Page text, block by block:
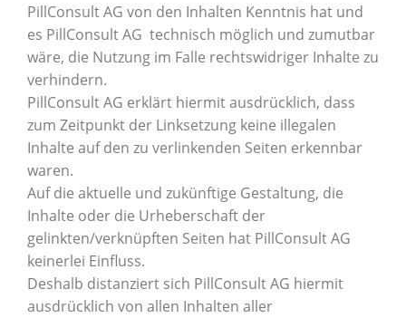
PillConsult AG von den Inhalten Kenntnis hat und
es PillConsult AG technisch möglich und zumutbar
wäre, die Nutzung im Falle rechtswidriger Inhalte zu
verhindern.
PillConsult AG erklärt hiermit ausdrücklich, dass
zum Zeitpunkt der Linksetzung keine illegalen
Inhalte auf den zu verlinkenden Seiten erkennbar
waren.
Auf die aktuelle und zukünftige Gestaltung, die
Inhalte oder die Urheberschaft der
gelinkten/verknüpften Seiten hat PillConsult AG
keinerlei Einfluss.
Deshalb distanziert sich PillConsult AG hiermit
ausdrücklich von allen Inhalten aller